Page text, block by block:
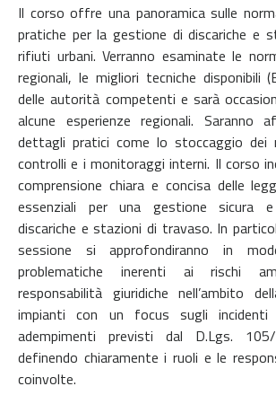
Il corso offre una panoramica sulle
pratiche per la gestione di discariche e
rifiuti urbani. Verranno esaminate le
regionali, le migliori tecniche disponibili
delle autorità competenti e sarà
alcune esperienze regionali. Saranno
dettagli pratici come lo stoccaggio dei
controlli e i monitoraggi interni. Il corso
comprensione chiara e concisa delle
essenziali per una gestione sicura
discariche e stazioni di travaso. In
sessione si approfondiranno in
problematiche inerenti ai rischi
responsabilità giuridiche nell’ambito
impianti con un focus sugli
adempimenti previsti dal D.Lgs.
definendo chiaramente i ruoli e le
coinvolte.